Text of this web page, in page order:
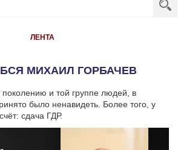
ЛЕНТА
МИХАИЛ ГОРБАЧЕВ
и той группе людей, в
было ненавидеть. Более того, у
сдача ГДР.